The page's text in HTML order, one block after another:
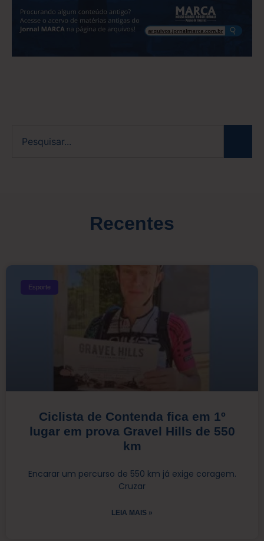
Recentes
Esporte
Ciclista de Contenda fica em 1º
lugar em prova Gravel Hills de 550
km
Encarar um percurso de 550 km já exige coragem.
Cruzar
LEIA MAIS »